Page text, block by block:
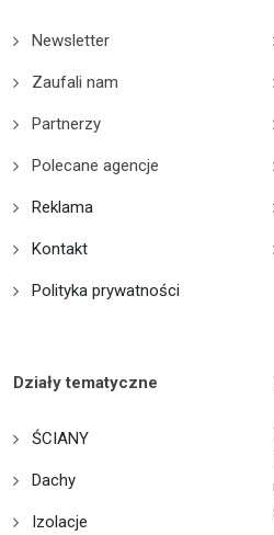
Newsletter
Zaufali nam
Partnerzy
Polecane agencje
Reklama
Kontakt
Polityka prywatności
Działy tematyczne
ŚCIANY
Dachy
Izolacje